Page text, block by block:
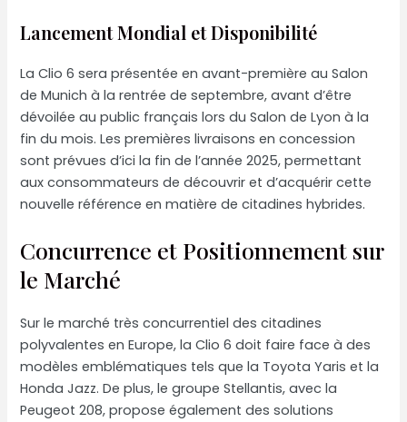
Lancement Mondial et Disponibilité
La Clio 6 sera présentée en avant-première au Salon
de Munich à la rentrée de septembre, avant d’être
dévoilée au public français lors du Salon de Lyon à la
fin du mois. Les premières livraisons en concession
sont prévues d’ici la fin de l’année 2025, permettant
aux consommateurs de découvrir et d’acquérir cette
nouvelle référence en matière de citadines hybrides.
Concurrence et Positionnement sur
le Marché
Sur le marché très concurrentiel des citadines
polyvalentes en Europe, la Clio 6 doit faire face à des
modèles emblématiques tels que la Toyota Yaris et la
Honda Jazz. De plus, le groupe Stellantis, avec la
Peugeot 208, propose également des solutions